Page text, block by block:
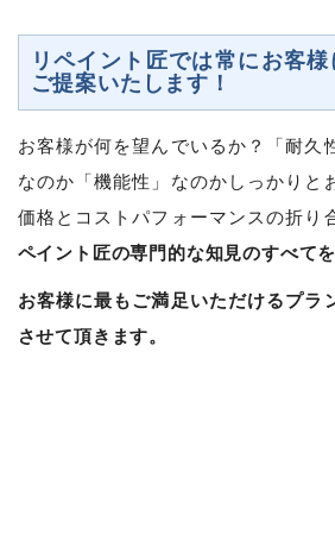
リペイント匠では常にお客
ご提案いたします！
お客様が何を望んでいるか？「耐久
なのか「機能性」なのかしっかりと
価格とコストパフォーマンスの折り
ペイント匠の専門的な知見のすべて
お客様に最もご満足いただけるプラ
させて頂きます。